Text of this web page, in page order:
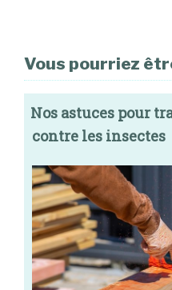
Vous pourriez
Nos astuces pour
contre les insectes